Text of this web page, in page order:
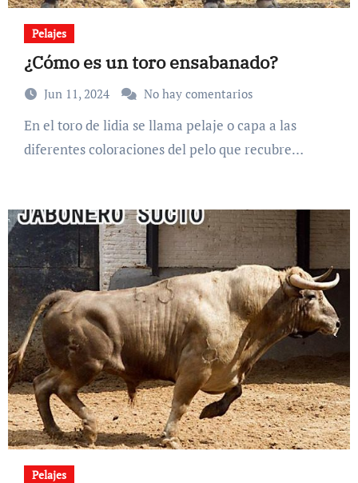
Pelajes
¿Cómo es un toro ensabanado?
Jun 11, 2024 No hay comentarios
En el toro de lidia se llama pelaje o capa a las
diferentes coloraciones del pelo que recubre…
Pelajes